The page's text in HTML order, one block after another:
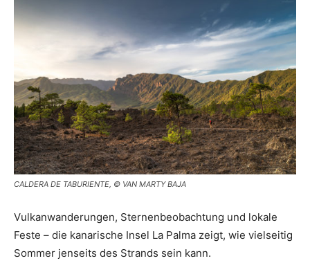
Reiseempfehlungen.
CALDERA DE TABURIENTE, © VAN MARTY BAJA
Vulkanwanderungen, Sternenbeobachtung und lokale
Feste – die kanarische Insel La Palma zeigt, wie vielseitig
Sommer jenseits des Strands sein kann.